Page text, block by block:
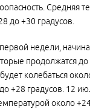
Средняя
до +30 градусов.
недели,
продолжатся до
колебаться
+28 градусов. 12
около